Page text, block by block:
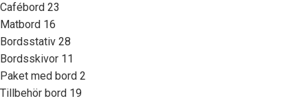
Cafébord 23
Matbord 16
Bordsstativ 28
Bordsskivor 11
Paket med bord 2
Tillbehör bord 19